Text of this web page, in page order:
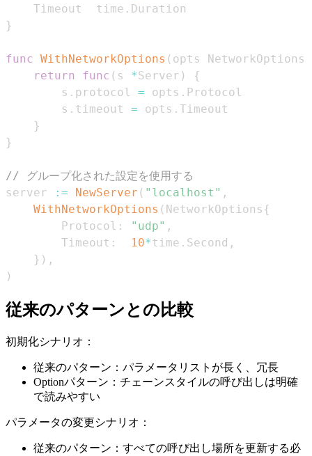
    Timeout  time
.
}
func WithNetworkOptions ( opts NetworkOptions
return
func ( s *Server )
{
        s
. protocol = opts .
        s
. timeout = opts .
}
}
// グループ化された設定を使用する
server
:= NewServer ( "localhost" ,
WithNetworkOptions ( NetworkOptions {
        Protocol
: "udp" ,
        Timeout
: 10*time . Second ,
} ) ,
)
従来のパターンとの比較
初期化シナリオ：
従来のパターン：パラメータリストが長く、冗長
Optionパターン：チェーンスタイルの呼び出しは明確
で読みやすい
パラメータの変更シナリオ：
従来のパターン：すべての呼び出し場所を更新する必